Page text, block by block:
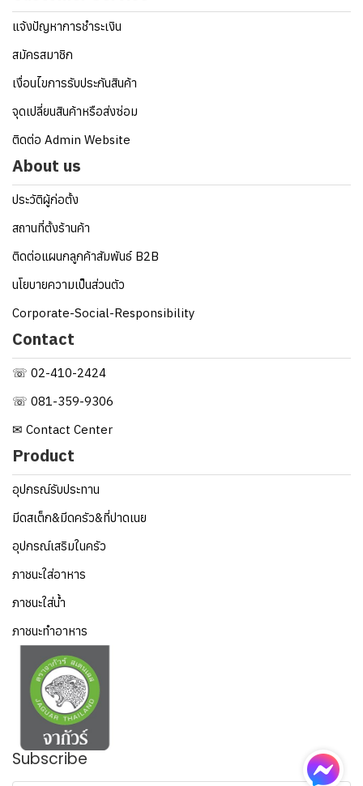
แจ้งปัญหาการชำระเงิน
สมัครสมาชิก
เงื่อนไขการรับประกันสินค้า
จุดเปลี่ยนสินค้าหรือส่งซ่อม
ติดต่อ Admin Website
About us
ประวัติผู้ก่อตั้ง
สถานที่ตั้งร้านค้า
ติดต่อแผนกลูกค้าสัมพันธ์ B2B
นโยบายความเป็นส่วนตัว
Corporate-Social-Responsibility
Contact
☏ 02-410-2424
☏ 081-359-9306
✉ Contact Center
Product
อุปกรณ์รับประทาน
มีดสเต็ก&มีดครัว&ที่ปาดเนย
อุปกรณ์เสริมในครัว
ภาชนะใส่อาหาร
ภาชนะใส่น้ำ
ภาชนะทำอาหาร
Subscribe